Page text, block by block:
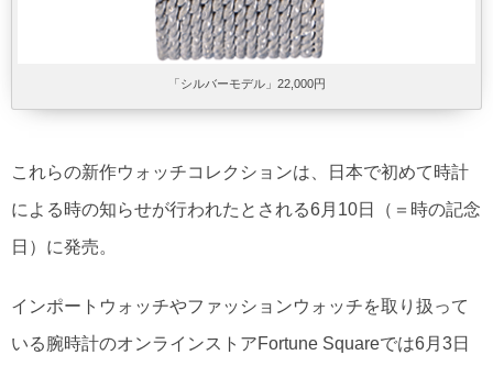
「シルバーモデル」22,000円
これらの新作ウォッチコレクションは、日本で初めて時計
による時の知らせが行われたとされる6月10日（＝時の記念
日）に発売。
インポートウォッチやファッションウォッチを取り扱って
いる腕時計のオンラインストアFortune Squareでは6月3日